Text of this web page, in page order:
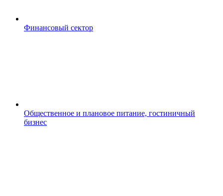
Финансовый сектор
Общественное и плановое питание, гостиничный
бизнес